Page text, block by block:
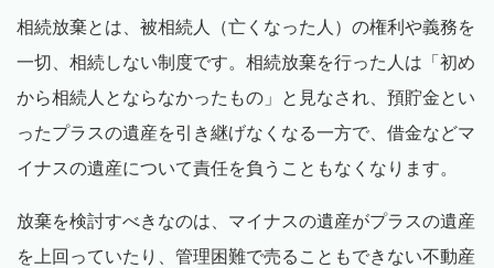
相続放棄とは、被相続人（亡くなった人）の権利や義務を
一切、相続しない制度です。相続放棄を行った人は「初め
から相続人とならなかったもの」と見なされ、預貯金とい
ったプラスの遺産を引き継げなくなる一方で、借金などマ
イナスの遺産について責任を負うこともなくなります。
放棄を検討すべきなのは、マイナスの遺産がプラスの遺産
を上回っていたり、管理困難で売ることもできない不動産